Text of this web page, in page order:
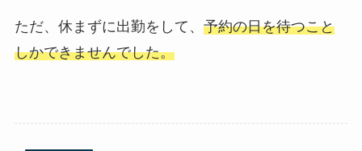
ただ、休まずに出勤をして、 予約の日を待つこと
しかできませんでした。